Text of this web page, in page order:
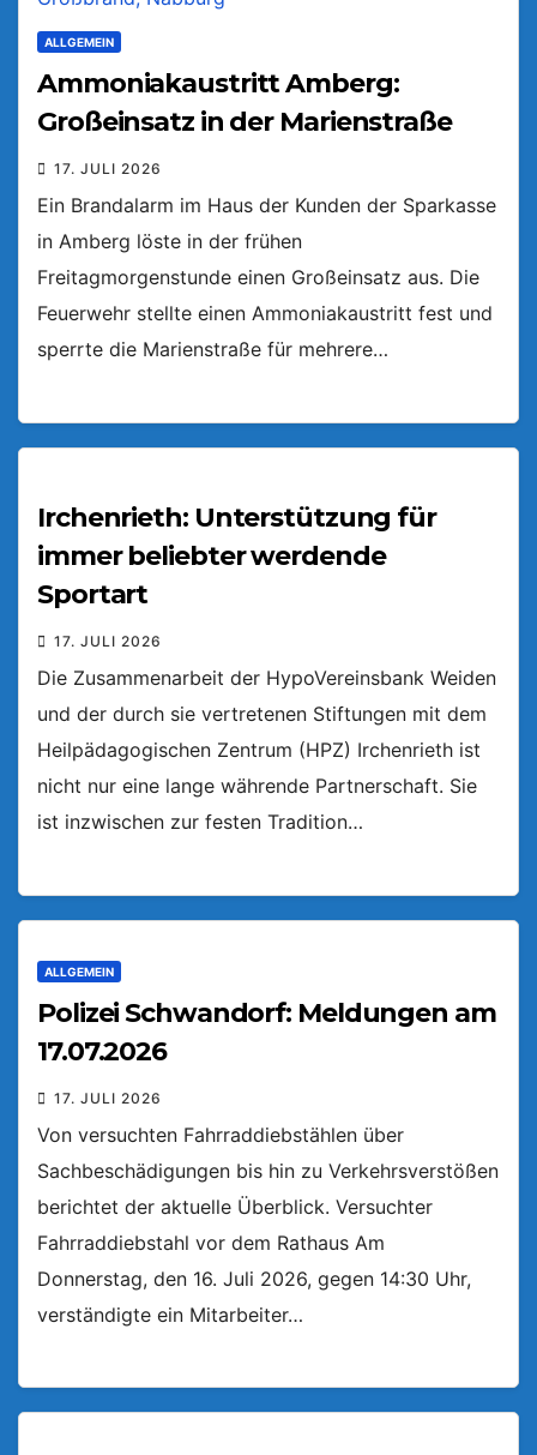
ALLGEMEIN
Ammoniakaustritt Amberg:
Großeinsatz in der Marienstraße
17. JULI 2026
Ein Brandalarm im Haus der Kunden der Sparkasse
in Amberg löste in der frühen
Freitagmorgenstunde einen Großeinsatz aus. Die
Feuerwehr stellte einen Ammoniakaustritt fest und
sperrte die Marienstraße für mehrere…
Irchenrieth: Unterstützung für
immer beliebter werdende
Sportart
17. JULI 2026
Die Zusammenarbeit der HypoVereinsbank Weiden
und der durch sie vertretenen Stiftungen mit dem
Heilpädagogischen Zentrum (HPZ) Irchenrieth ist
nicht nur eine lange währende Partnerschaft. Sie
ist inzwischen zur festen Tradition…
ALLGEMEIN
Polizei Schwandorf: Meldungen am
17.07.2026
17. JULI 2026
Von versuchten Fahrraddiebstählen über
Sachbeschädigungen bis hin zu Verkehrsverstößen
berichtet der aktuelle Überblick. Versuchter
Fahrraddiebstahl vor dem Rathaus Am
Donnerstag, den 16. Juli 2026, gegen 14:30 Uhr,
verständigte ein Mitarbeiter…